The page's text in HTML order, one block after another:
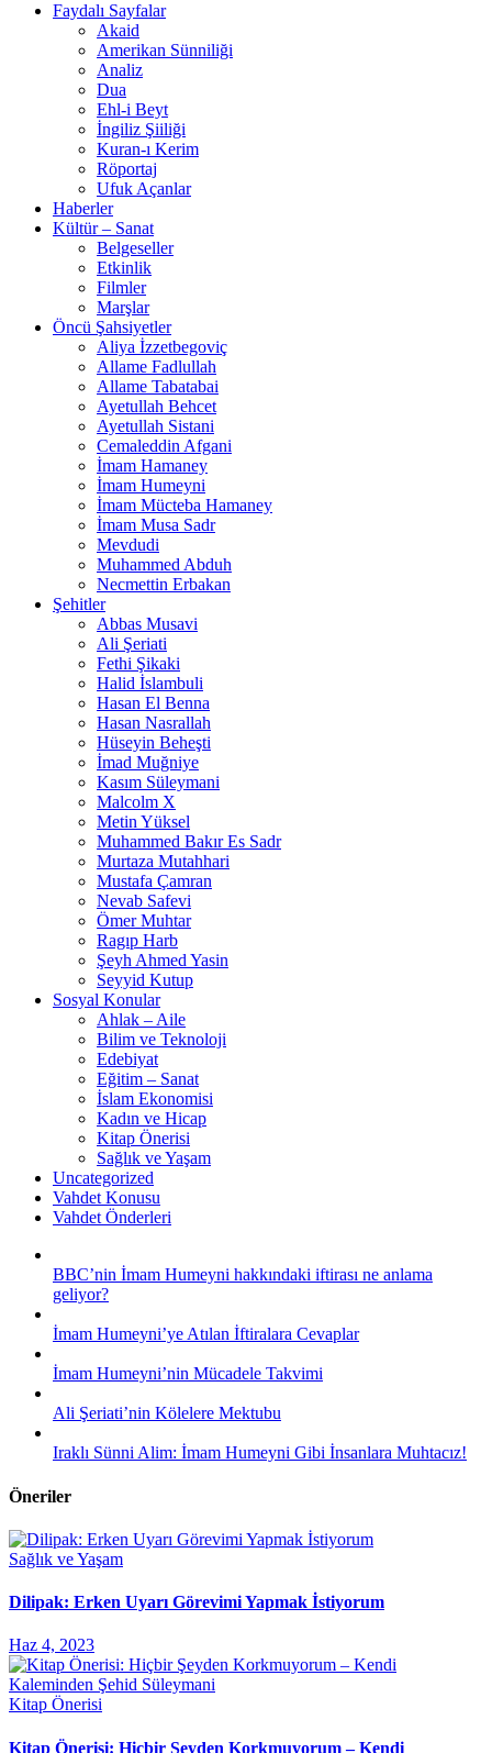
Faydalı Sayfalar
Akaid
Amerikan Sünniliği
Analiz
Dua
Ehl-i Beyt
İngiliz Şiiliği
Kuran-ı Kerim
Röportaj
Ufuk Açanlar
Haberler
Kültür – Sanat
Belgeseller
Etkinlik
Filmler
Marşlar
Öncü Şahsiyetler
Aliya İzzetbegoviç
Allame Fadlullah
Allame Tabatabai
Ayetullah Behcet
Ayetullah Sistani
Cemaleddin Afgani
İmam Hamaney
İmam Humeyni
İmam Mücteba Hamaney
İmam Musa Sadr
Mevdudi
Muhammed Abduh
Necmettin Erbakan
Şehitler
Abbas Musavi
Ali Şeriati
Fethi Şikaki
Halid İslambuli
Hasan El Benna
Hasan Nasrallah
Hüseyin Beheşti
İmad Muğniye
Kasım Süleymani
Malcolm X
Metin Yüksel
Muhammed Bakır Es Sadr
Murtaza Mutahhari
Mustafa Çamran
Nevab Safevi
Ömer Muhtar
Ragıp Harb
Şeyh Ahmed Yasin
Seyyid Kutup
Sosyal Konular
Ahlak – Aile
Bilim ve Teknoloji
Edebiyat
Eğitim – Sanat
İslam Ekonomisi
Kadın ve Hicap
Kitap Önerisi
Sağlık ve Yaşam
Uncategorized
Vahdet Konusu
Vahdet Önderleri
BBC’nin İmam Humeyni hakkındaki iftirası ne anlama
geliyor?
İmam Humeyni’ye Atılan İftiralara Cevaplar
İmam Humeyni’nin Mücadele Takvimi
Ali Şeriati’nin Kölelere Mektubu
Iraklı Sünni Alim: İmam Humeyni Gibi İnsanlara Muhtacız!
Öneriler
Sağlık ve Yaşam
Dilipak: Erken Uyarı Görevimi Yapmak İstiyorum
Haz 4, 2023
Kitap Önerisi
Kitap Önerisi: Hiçbir Şeyden Korkmuyorum – Kendi